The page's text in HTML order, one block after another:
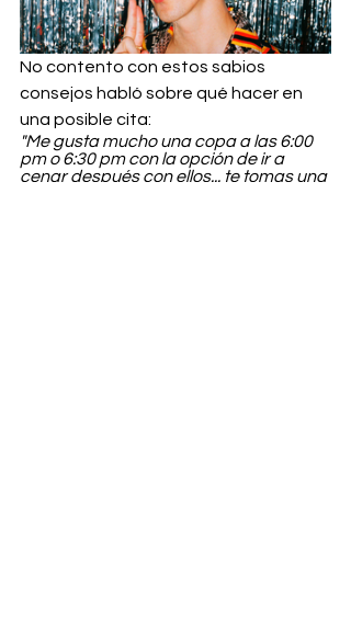
No contento con estos sabios
consejos habló sobre qué hacer en
una posible cita:
"Me gusta mucho una copa a las 6:00
pm o 6:30 pm con la opción de ir a
cenar después con ellos... te tomas una